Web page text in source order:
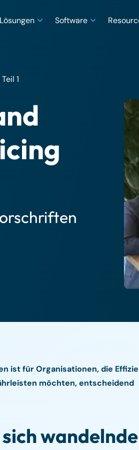
Lösungen Software
1
ist für Organisationen, die
möchten, entscheidend
wandelnde